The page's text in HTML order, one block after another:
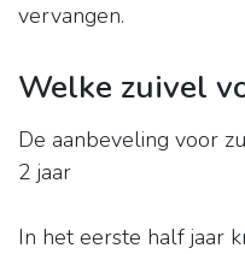
vervangen.
Welke zuivel
De aanbeveling voor
2 jaar
In het eerste half jaar